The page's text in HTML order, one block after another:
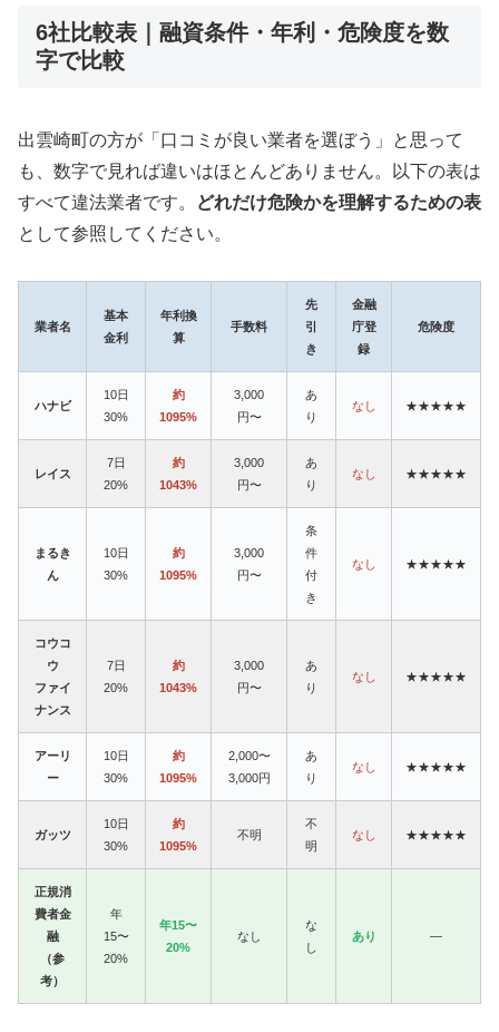
6社比較表｜融資条件・年利・危険度を数
字で比較
出雲崎町の方が「口コミが良い業者を選ぼう」と思って
も、数字で見れば違いはほとんどありません。以下の表は
すべて違法業者です。
どれだけ危険かを理解するための表
として参照してください。
業者名
基本
金利
年利換
算
手数料
先
引
き
金融
庁登
録
危険度
ハナビ
10日
30%
約
1095%
3,000
円〜
あ
り
なし ★★★★★
レイス
7日
20%
約
1043%
3,000
円〜
あ
り
なし ★★★★★
まるき
ん
10日
30%
約
1095%
3,000
円〜
条
件
付
き
なし ★★★★★
コウコ
ウ
ファイ
ナンス
7日
20%
約
1043%
3,000
円〜
あ
り
なし ★★★★★
アーリ
ー
10日
30%
約
1095%
2,000〜
3,000円
あ
り
なし ★★★★★
ガッツ
10日
30%
約
1095%
不明
不
明
なし ★★★★★
正規消
費者金
融
（参
考）
年
15〜
20%
年15〜
20%
なし
な
し
あり —